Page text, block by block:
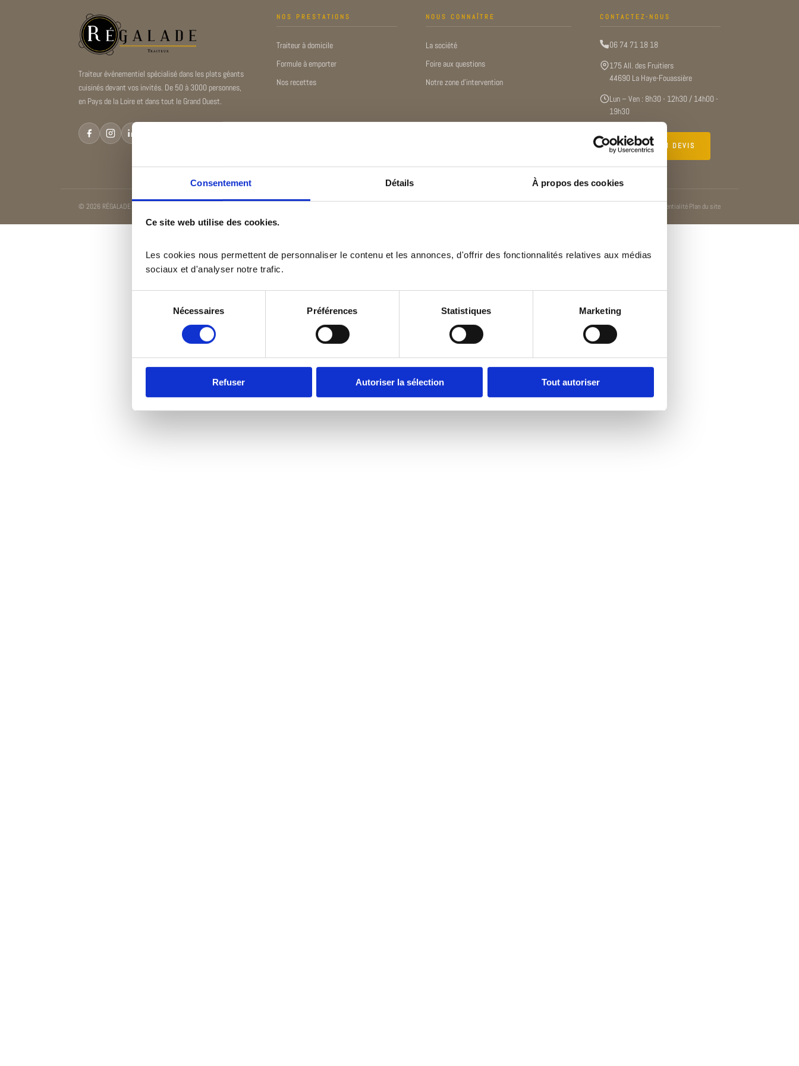
Consentement Détails À propos des cookies
Ce site web utilise des cookies.
Les cookies nous permettent de personnaliser le contenu et les annonces, d'offrir des fonctionnalités relatives aux médias
sociaux et d'analyser notre trafic.
consentement
Nécessaires Préférences Statistiques Marketing
Refuser Autoriser la sélection Tout autoriser
Traiteur événementiel spécialisé dans les plats géants
cuisinés devant vos invités. De 50 à 3000 personnes,
en Pays de la Loire et dans tout le Grand Ouest.
NOS PRESTATIONS
Traiteur à domicile
Formule à emporter
Nos recettes
NOUS CONNAÎTRE
La société
Foire aux questions
Notre zone d’intervention
CONTACTEZ-NOUS
06 74 71 18 18
175 All. des Fruitiers
44690 La Haye-Fouassière
Lun – Ven : 8h30 - 12h30 / 14h00 -
19h30
DEMANDER UN DEVIS
© 2026 RÉGALADE — Traiteur de plats Géants en Pays de la Loire - Réalisé par Politique de confidentialitéPlan du site